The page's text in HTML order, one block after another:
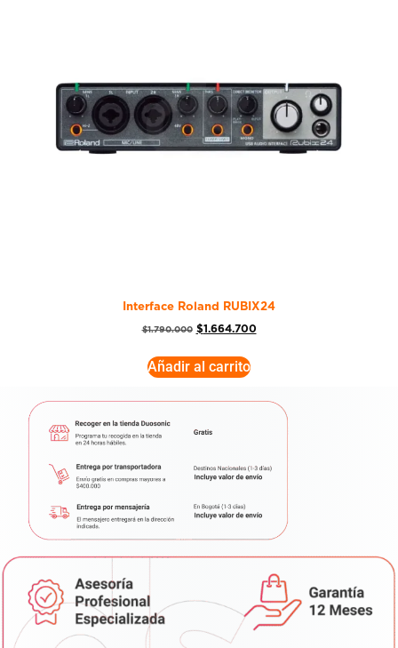
Interface Roland RUBIX24
$1.790.000 $1.664.700
Añadir al carrito